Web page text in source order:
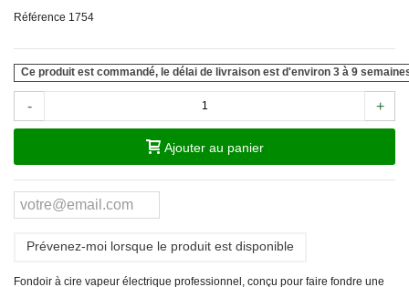
Référence 1754
Ce produit est commandé, le délai de livraison est d'environ 3 à 9
- +
Ajouter au panier
Prévenez-moi lorsque le produit est disponible
Fondoir à cire vapeur électrique professionnel, conçu pour faire fondre une